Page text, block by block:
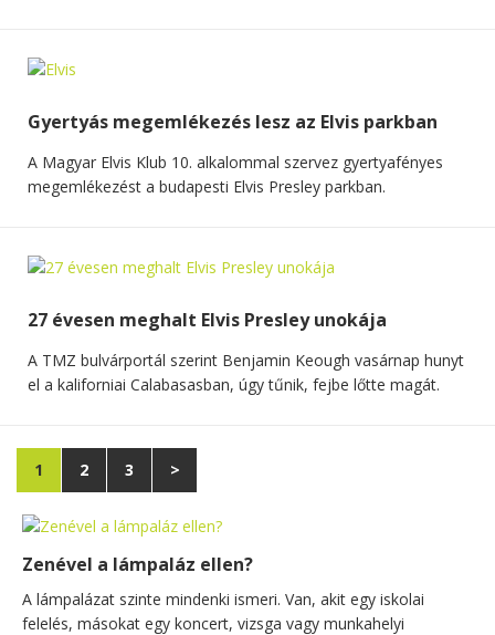
Gyertyás megemlékezés lesz az Elvis parkban
A Magyar Elvis Klub 10. alkalommal szervez gyertyafényes
megemlékezést a budapesti Elvis Presley parkban.
27 évesen meghalt Elvis Presley unokája
A TMZ bulvárportál szerint Benjamin Keough vasárnap hunyt
el a kaliforniai Calabasasban, úgy tűnik, fejbe lőtte magát.
1 2 3 >
Zenével a lámpaláz ellen?
A lámpalázat szinte mindenki ismeri. Van, akit egy iskolai
felelés, másokat egy koncert, vizsga vagy munkahelyi